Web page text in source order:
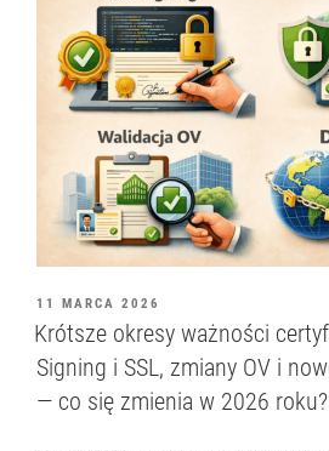
OPUBLIKOWANE
W
11 MARCA 2026
Krótsze okresy ważności
Signing i SSL, zmiany OV i
— co się zmienia w 2026 roku?